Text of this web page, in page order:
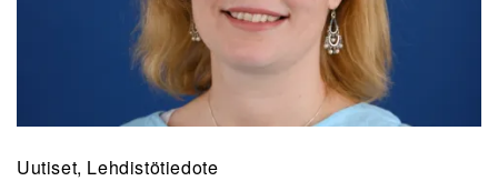
Uutiset, Lehdistötiedote